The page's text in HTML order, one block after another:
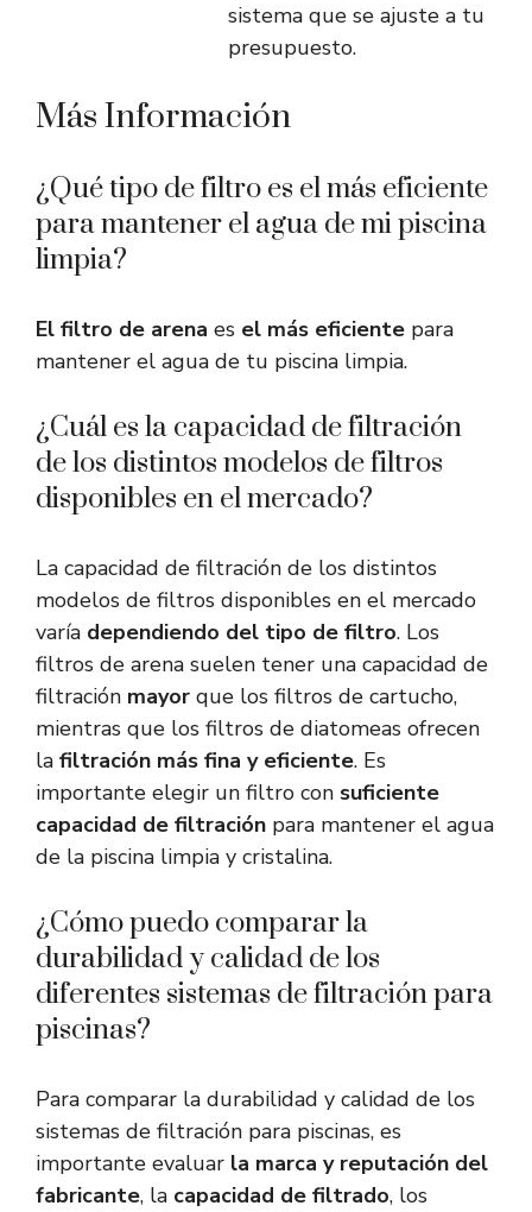
sistema que se ajuste a tu
presupuesto.
Más Información
¿Qué tipo de filtro es el más eficiente
para mantener el agua de mi piscina
limpia?
El filtro de arena es el más eficiente para
mantener el agua de tu piscina limpia.
¿Cuál es la capacidad de filtración
de los distintos modelos de filtros
disponibles en el mercado?
La capacidad de filtración de los distintos
modelos de filtros disponibles en el mercado
varía dependiendo del tipo de filtro. Los
filtros de arena suelen tener una capacidad de
filtración mayor que los filtros de cartucho,
mientras que los filtros de diatomeas ofrecen
la filtración más fina y eficiente. Es
importante elegir un filtro con suficiente
capacidad de filtración para mantener el agua
de la piscina limpia y cristalina.
¿Cómo puedo comparar la
durabilidad y calidad de los
diferentes sistemas de filtración para
piscinas?
Para comparar la durabilidad y calidad de los
sistemas de filtración para piscinas, es
importante evaluar la marca y reputación del
fabricante, la capacidad de filtrado, los